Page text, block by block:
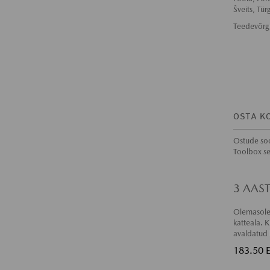
Šveits,
OSTA
Ostude
Toolbox
3
katteala.
avaldatud
183.50